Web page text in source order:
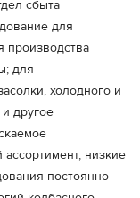
сбыта
для
производства
для
холодного и
другое
низкие
постоянно